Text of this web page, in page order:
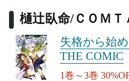
樋辻臥命/ＣＯＭＴ
失格から始
THE COMIC
1巻～3巻